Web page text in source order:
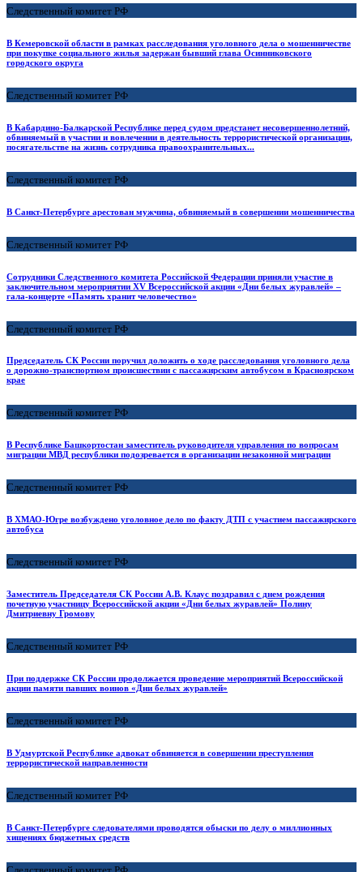
Следственный комитет РФ
В Кемеровской области в рамках расследования уголовного дела о мошенничестве
при покупке социального жилья задержан бывший глава Осинниковского
городского округа
Следственный комитет РФ
В Кабардино-Балкарской Республике перед судом предстанет несовершеннолетний,
обвиняемый в участии и вовлечении в деятельность террористической организации,
посягательстве на жизнь сотрудника правоохранительных...
Следственный комитет РФ
В Санкт-Петербурге арестован мужчина, обвиняемый в совершении мошенничества
Следственный комитет РФ
Сотрудники Следственного комитета Российской Федерации приняли участие в
заключительном мероприятии XV Всероссийской акции «Дни белых журавлей» –
гала-концерте «Память хранит человечество»
Следственный комитет РФ
Председатель СК России поручил доложить о ходе расследования уголовного дела
о дорожно-транспортном происшествии с пассажирским автобусом в Красноярском
крае
Следственный комитет РФ
В Республике Башкортостан заместитель руководителя управления по вопросам
миграции МВД республики подозревается в организации незаконной миграции
Следственный комитет РФ
В ХМАО-Югре возбуждено уголовное дело по факту ДТП с участием пассажирского
автобуса
Следственный комитет РФ
Заместитель Председателя СК России А.В. Клаус поздравил с днем рождения
почетную участницу Всероссийской акции «Дни белых журавлей» Полину
Дмитриевну Громову
Следственный комитет РФ
При поддержке СК России продолжается проведение мероприятий Всероссийской
акции памяти павших воинов «Дни белых журавлей»
Следственный комитет РФ
В Удмуртской Республике адвокат обвиняется в совершении преступления
террористической направленности
Следственный комитет РФ
В Санкт-Петербурге следователями проводятся обыски по делу о миллионных
хищениях бюджетных средств